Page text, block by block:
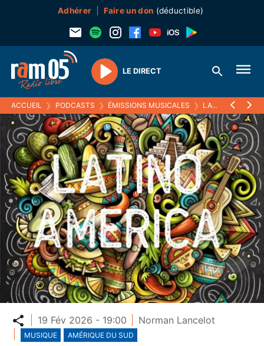
Adhérer Faire un don (déductible)
Play
LE DIRECT
ACCUEIL ❯ PODCASTS ❯ ÉMISSIONS MUSICALES ❯ LATINO AMERICA
Partager
19 Fév 2026 - 19:00 Norman Lancelot
MUSIQUE AMÉRIQUE DU SUD